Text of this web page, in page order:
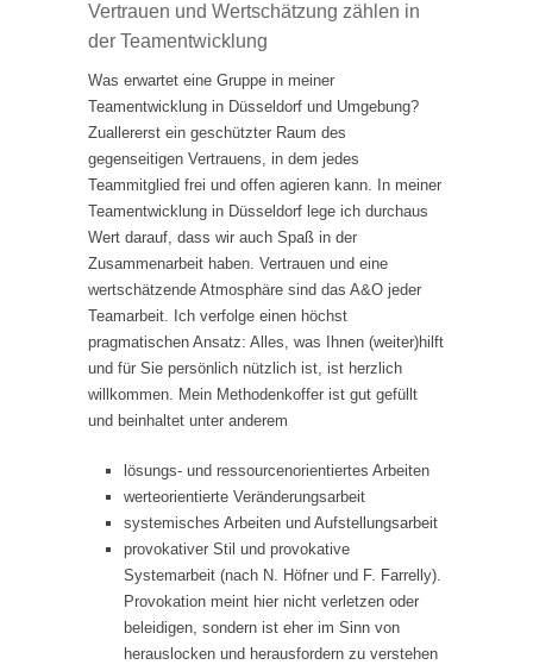
Vertrauen und Wertschätzung zählen in
der Teamentwicklung
Was erwartet eine Gruppe in meiner
Teamentwicklung in Düsseldorf und Umgebung?
Zuallererst ein geschützter Raum des
gegenseitigen Vertrauens, in dem jedes
Teammitglied frei und offen agieren kann. In meiner
Teamentwicklung in Düsseldorf lege ich durchaus
Wert darauf, dass wir auch Spaß in der
Zusammenarbeit haben. Vertrauen und eine
wertschätzende Atmosphäre sind das A&O jeder
Teamarbeit. Ich verfolge einen höchst
pragmatischen Ansatz: Alles, was Ihnen (weiter)hilft
und für Sie persönlich nützlich ist, ist herzlich
willkommen. Mein Methodenkoffer ist gut gefüllt
und beinhaltet unter anderem
lösungs- und ressourcenorientiertes Arbeiten
werteorientierte Veränderungsarbeit
systemisches Arbeiten und Aufstellungsarbeit
provokativer Stil und provokative
Systemarbeit (nach N. Höfner und F. Farrelly).
Provokation meint hier nicht verletzen oder
beleidigen, sondern ist eher im Sinn von
herauslocken und herausfordern zu verstehen